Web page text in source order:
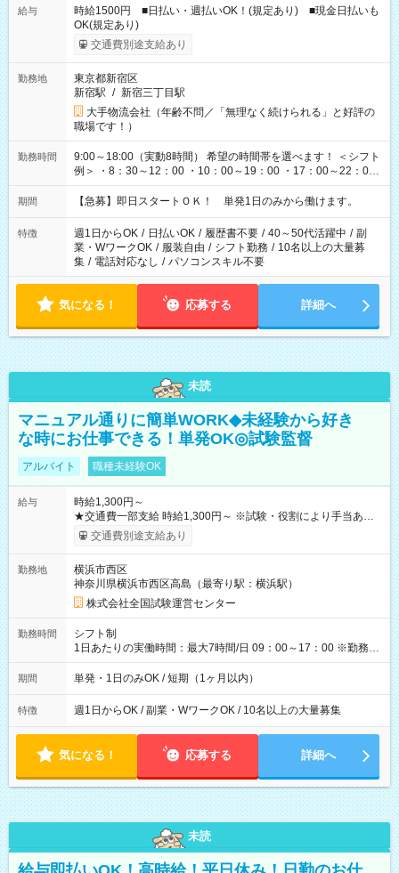
給与
時給1500円 ■日払い・週払いOK！(規定あり) ■現金日払いも
OK(規定あり)
交通費別途支給あり
勤務地
東京都新宿区
新宿駅 / 新宿三丁目駅
大手物流会社（年齢不問／「無理なく続けられる」と好評の
職場です！）
勤務時間
9:00～18:00（実動8時間） 希望の時間帯を選べます！ ＜シフト
例＞ ・8：30～12：00 ・10：00～19：00 ・17：00～22：00
・13：00～22：00 ・22：00～翌6：00 など
期間 【急募】即日スタートＯＫ！ 単発1日のみから働けます。
特徴 週1日からOK / 日払いOK / 履歴書不要 / 40～50代活躍中 / 副
業・WワークOK / 服装自由 / シフト勤務 / 10名以上の大量募
集 / 電話対応なし / パソコンスキル不要
気になる！ 応募する 詳細へ
未読
マニュアル通りに簡単WORK◆未経験から好き
な時にお仕事できる！単発OK◎試験監督
アルバイト 職種未経験OK
給与
時給1,300円～
★交通費一部支給 時給1,300円～ ※試験・役割により手当あり
※勤務回数により昇給あり 【即給（前払い）オプションあ
り！】 希望される場合、勤務から1週間ほどで給与の一部を受け
例】 ・河合塾模擬試験 8:30～17:30（休憩1時間） 時給1,300円
×8時間＝日収10,400円＋交通費 ※当日の役割により時給＋100
円の場合あり ・国家試験 7:00～13:30（休憩なし） 時給1,300
円（役割手当＋100円）×6時間＝日収8,400円＋交通費 【試用期
間】試用期間なし
交通費別途支給あり
勤務地
横浜市西区
神奈川県横浜市西区高島（最寄り駅：横浜駅）
株式会社全国試験運営センター
勤務時間
シフト制
1日あたりの実働時間：最大7時間/日 09：00～17：00 ※勤務時
間は 試験により異なります。
期間 単発・1日のみOK / 短期（1ヶ月以内）
特徴 週1日からOK / 副業・WワークOK / 10名以上の大量募集
気になる！ 応募する 詳細へ
未読